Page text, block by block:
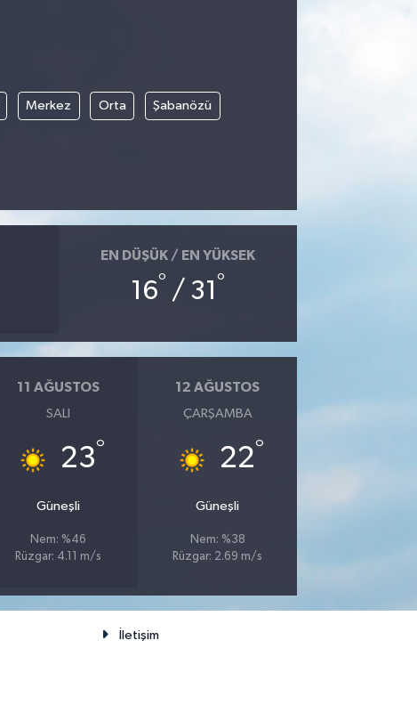
Merkez Orta Şabanözü
EN DÜŞÜK / EN YÜKSEK
16° / 31 °
11 AĞUSTOS
SALI
23°
Güneşli
Nem: %46
Rüzgar: 4.11 m/s
12 AĞUSTOS
ÇARŞAMBA
22°
Güneşli
Nem: %38
Rüzgar: 2.69 m/s
İletişim